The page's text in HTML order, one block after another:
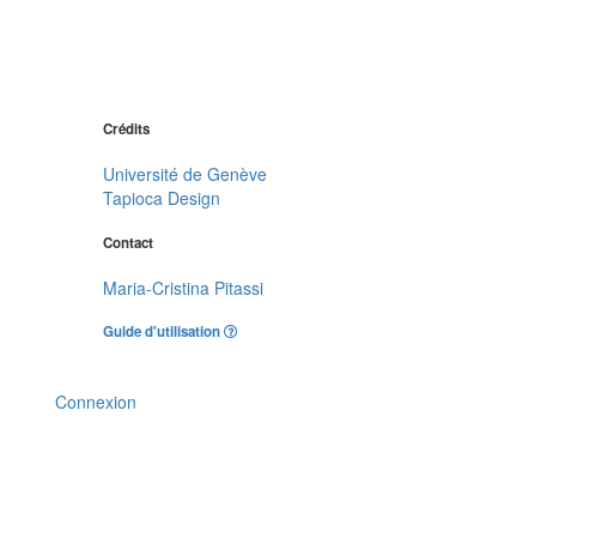
Crédits
Université de Genève
Tapioca Design
Contact
Maria-Cristina Pitassi
Guide d'utilisation
Connexion